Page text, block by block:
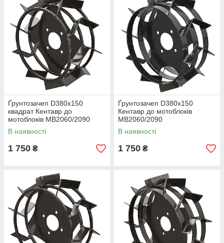
Ґрунтозачеп D380x150
квадрат Кентавр до
мотоблоків МВ2060/2090
В наявності
1 750 ₴
Ґрунтозачеп D380x150
Кентавр до мотоблоків
МВ2060/2090
В наявності
1 750 ₴